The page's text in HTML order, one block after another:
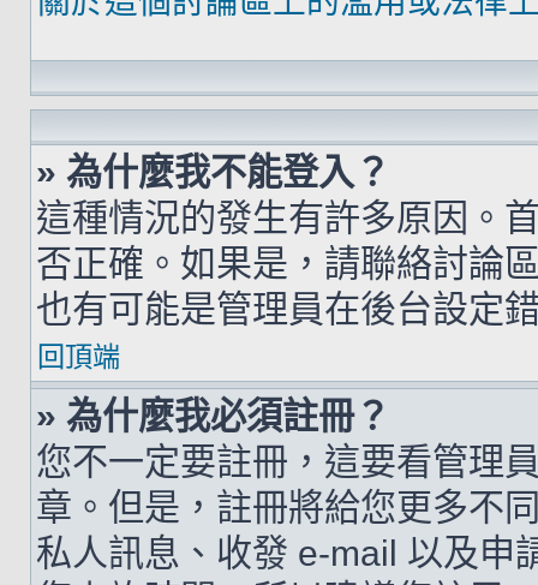
» 為什麼我不能登入？
這種情況的發生有許多原因。
否正確。如果是，請聯絡討論
也有可能是管理員在後台設定
回頂端
» 為什麼我必須註冊？
您不一定要註冊，這要看管理
章。但是，註冊將給您更多不
私人訊息、收發 e-mail 以及申